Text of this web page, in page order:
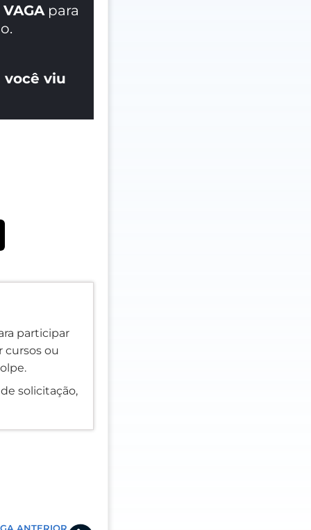
para
você viu
participar
cursos ou
solicitação,